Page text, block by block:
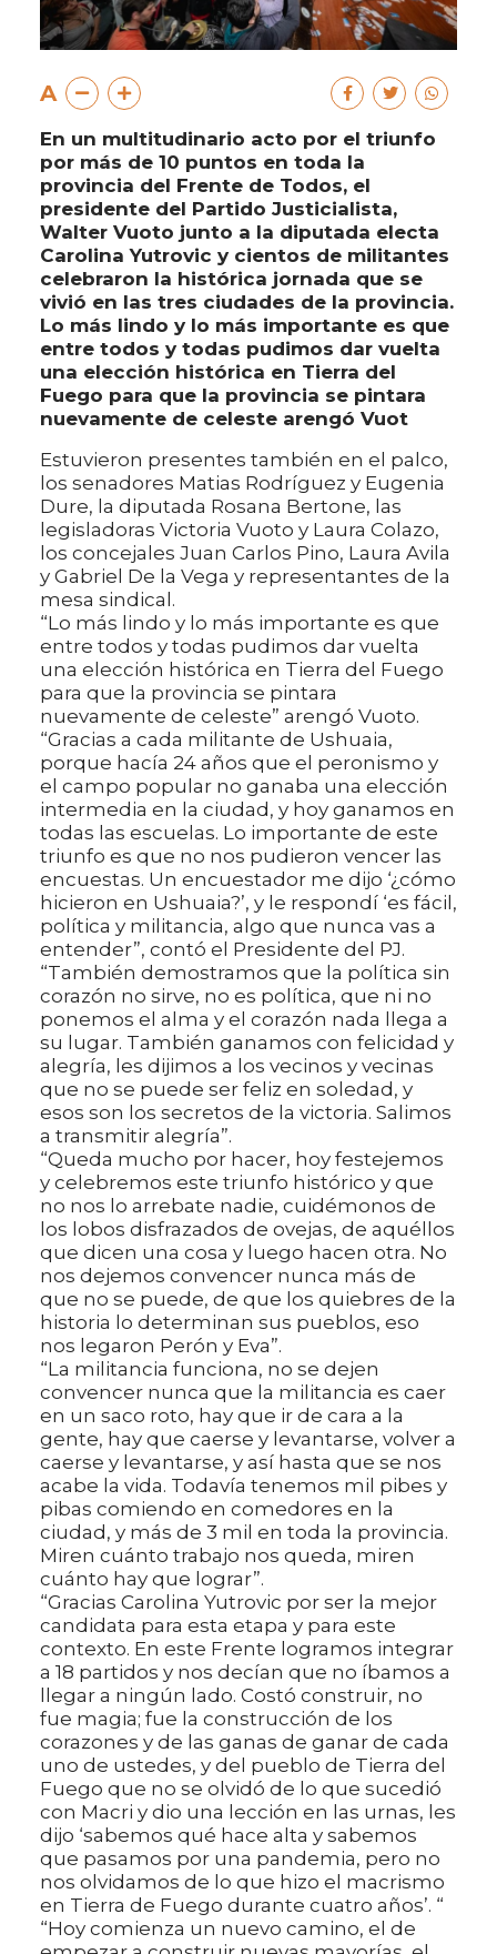
A
En un multitudinario acto por el triunfo
por más de 10 puntos en toda la
provincia del Frente de Todos, el
presidente del Partido Justicialista,
Walter Vuoto junto a la diputada electa
Carolina Yutrovic y cientos de militantes
celebraron la histórica jornada que se
vivió en las tres ciudades de la provincia.
Lo más lindo y lo más importante es que
entre todos y todas pudimos dar vuelta
una elección histórica en Tierra del
Fuego para que la provincia se pintara
nuevamente de celeste arengó Vuot
Estuvieron presentes también en el palco,
los senadores Matias Rodríguez y Eugenia
Dure, la diputada Rosana Bertone, las
legisladoras Victoria Vuoto y Laura Colazo,
los concejales Juan Carlos Pino, Laura Avila
y Gabriel De la Vega y representantes de la
mesa sindical.
“Lo más lindo y lo más importante es que
entre todos y todas pudimos dar vuelta
una elección histórica en Tierra del Fuego
para que la provincia se pintara
nuevamente de celeste” arengó Vuoto.
“Gracias a cada militante de Ushuaia,
porque hacía 24 años que el peronismo y
el campo popular no ganaba una elección
intermedia en la ciudad, y hoy ganamos en
todas las escuelas. Lo importante de este
triunfo es que no nos pudieron vencer las
encuestas. Un encuestador me dijo ‘¿cómo
hicieron en Ushuaia?’, y le respondí ‘es fácil,
política y militancia, algo que nunca vas a
entender”, contó el Presidente del PJ.
“También demostramos que la política sin
corazón no sirve, no es política, que ni no
ponemos el alma y el corazón nada llega a
su lugar. También ganamos con felicidad y
alegría, les dijimos a los vecinos y vecinas
que no se puede ser feliz en soledad, y
esos son los secretos de la victoria. Salimos
a transmitir alegría”.
“Queda mucho por hacer, hoy festejemos
y celebremos este triunfo histórico y que
no nos lo arrebate nadie, cuidémonos de
los lobos disfrazados de ovejas, de aquéllos
que dicen una cosa y luego hacen otra. No
nos dejemos convencer nunca más de
que no se puede, de que los quiebres de la
historia lo determinan sus pueblos, eso
nos legaron Perón y Eva”.
“La militancia funciona, no se dejen
convencer nunca que la militancia es caer
en un saco roto, hay que ir de cara a la
gente, hay que caerse y levantarse, volver a
caerse y levantarse, y así hasta que se nos
acabe la vida. Todavía tenemos mil pibes y
pibas comiendo en comedores en la
ciudad, y más de 3 mil en toda la provincia.
Miren cuánto trabajo nos queda, miren
cuánto hay que lograr”.
“Gracias Carolina Yutrovic por ser la mejor
candidata para esta etapa y para este
contexto. En este Frente logramos integrar
a 18 partidos y nos decían que no íbamos a
llegar a ningún lado. Costó construir, no
fue magia; fue la construcción de los
corazones y de las ganas de ganar de cada
uno de ustedes, y del pueblo de Tierra del
Fuego que no se olvidó de lo que sucedió
con Macri y dio una lección en las urnas, les
dijo ‘sabemos qué hace alta y sabemos
que pasamos por una pandemia, pero no
nos olvidamos de lo que hizo el macrismo
en Tierra de Fuego durante cuatro años’. “
“Hoy comienza un nuevo camino, el de